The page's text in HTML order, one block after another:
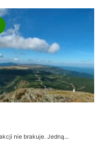
nie brakuje. Jedną...